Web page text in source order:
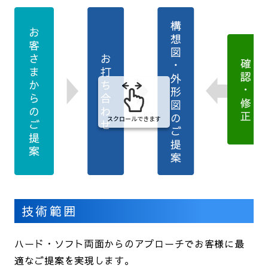
スクロールできます
技術範囲
ハード・ソフト両面からのアプローチでお客様に最
適なご提案を実現します。